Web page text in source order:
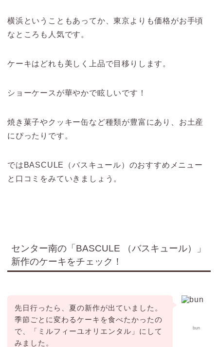
横浜ということもあってか、東京よりも価格がお手頃
なところも人気です。
ケーキはどれも美しく上品で目移りします。
ショーケースが華やかで眩しいです！
焼き菓子やクッキー缶など種類が豊富にあり、お土産
にぴったりです。
ではBASCULE（バスキュール）のおすすめメニュー
と口コミをみていきましょう。
センター南の「BASCULE （バスキュール）」
新作のケーキをチェック！
bun
先日行ったら、夏の新作が出ていました。
季節ごとに変わるケーキを食べたかったの
で、「ミルフィーユオリエンタル」にして
みました。